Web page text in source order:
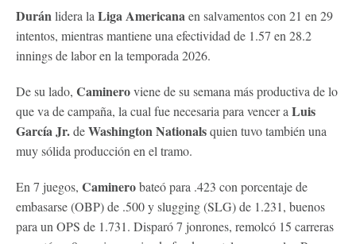
Duránlidera la Liga Americanaen salvamentos con 21 en 29
intentos, mientras mantiene una efectividad de 1.57 en 28.2
innings de labor en la temporada 2026.
De su lado, Camineroviene de su semana más productiva de lo
que va de campaña, la cual fue necesaria para vencer a Luis
García Jr.deWashington Nationalsquien tuvo también una
muy sólida producción en el tramo.
En 7 juegos, Caminerobateó para .423 con porcentaje de
embasarse (OBP) de .500 y slugging (SLG) de 1.231, buenos
para un OPS de 1.731. Disparó 7 jonrones, remolcó 15 carreras